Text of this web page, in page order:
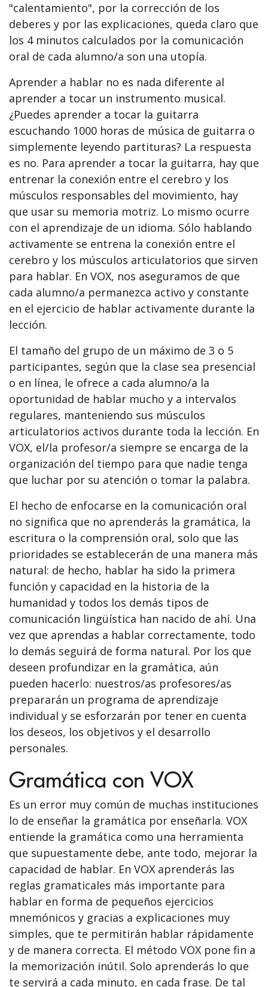
"calentamiento", por la corrección de los
deberes y por las explicaciones, queda claro que
los 4 minutos calculados por la comunicación
oral de cada alumno/a son una utopía.
Aprender a hablar no es nada diferente al
aprender a tocar un instrumento musical.
¿Puedes aprender a tocar la guitarra
escuchando 1000 horas de música de guitarra o
simplemente leyendo partituras? La respuesta
es no. Para aprender a tocar la guitarra, hay que
entrenar la conexión entre el cerebro y los
músculos responsables del movimiento, hay
que usar su memoria motriz. Lo mismo ocurre
con el aprendizaje de un idioma. Sólo hablando
activamente se entrena la conexión entre el
cerebro y los músculos articulatorios que sirven
para hablar. En VOX, nos aseguramos de que
cada alumno/a permanezca activo y constante
en el ejercicio de hablar activamente durante la
lección.
El tamaño del grupo de un máximo de 3 o 5
participantes, según que la clase sea presencial
o en línea, le ofrece a cada alumno/a la
oportunidad de hablar mucho y a intervalos
regulares, manteniendo sus músculos
articulatorios activos durante toda la lección. En
VOX, el/la profesor/a siempre se encarga de la
organización del tiempo para que nadie tenga
que luchar por su atención o tomar la palabra.
El hecho de enfocarse en la comunicación oral
no significa que no aprenderás la gramática, la
escritura o la comprensión oral, solo que las
prioridades se establecerán de una manera más
natural: de hecho, hablar ha sido la primera
función y capacidad en la historia de la
humanidad y todos los demás tipos de
comunicación lingüística han nacido de ahí. Una
vez que aprendas a hablar correctamente, todo
lo demás seguirá de forma natural. Por los que
deseen profundizar en la gramática, aún
pueden hacerlo: nuestros/as profesores/as
prepararán un programa de aprendizaje
individual y se esforzarán por tener en cuenta
los deseos, los objetivos y el desarrollo
personales.
Gramática con VOX
Es un error muy común de muchas instituciones
lo de enseñar la gramática por enseñarla. VOX
entiende la gramática como una herramienta
que supuestamente debe, ante todo, mejorar la
capacidad de hablar. En VOX aprenderás las
reglas gramaticales más importante para
hablar en forma de pequeños ejercicios
mnemónicos y gracias a explicaciones muy
simples, que te permitirán hablar rápidamente
y de manera correcta. El método VOX pone fin a
la memorización inútil. Solo aprenderás lo que
te servirá a cada minuto, en cada frase. De tal